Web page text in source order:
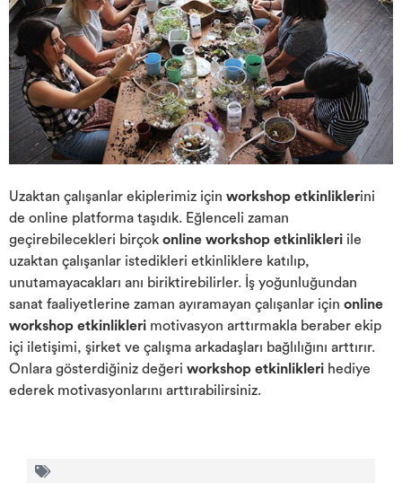
Uzaktan çalışanlar ekiplerimiz için workshop etkinliklerini
de online platforma taşıdık. Eğlenceli zaman
geçirebilecekleri birçok online workshop etkinlikleri ile
uzaktan çalışanlar istedikleri etkinliklere katılıp,
unutamayacakları anı biriktirebilirler. İş yoğunluğundan
sanat faaliyetlerine zaman ayıramayan çalışanlar için online
workshop etkinlikleri motivasyon arttırmakla beraber ekip
içi iletişimi, şirket ve çalışma arkadaşları bağlılığını arttırır.
Onlara gösterdiğiniz değeri workshop etkinlikleri hediye
ederek motivasyonlarını arttırabilirsiniz.